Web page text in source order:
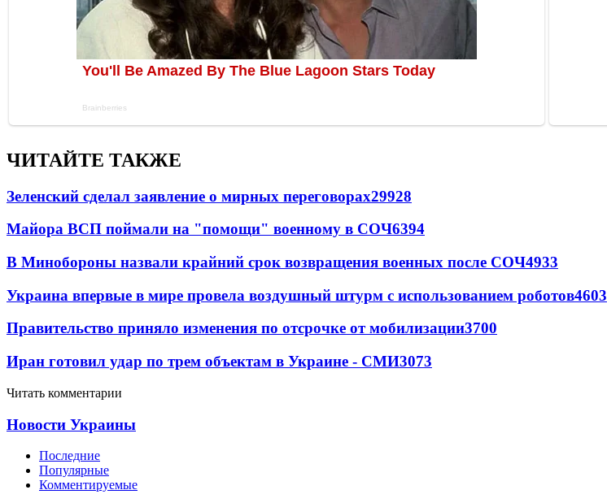
ЧИТАЙТЕ ТАКЖЕ
Зеленский сделал заявление о мирных переговорах29928
Майора ВСП поймали на "помощи" военному в СОЧ6394
В Минобороны назвали крайний срок возвращения военных после СОЧ4933
Украина впервые в мире провела воздушный штурм с использованием роботов4603
Правительство приняло изменения по отсрочке от мобилизации3700
Иран готовил удар по трем объектам в Украине - СМИ3073
Читать комментарии
Новости Украины
Последние
Популярные
Комментируемые